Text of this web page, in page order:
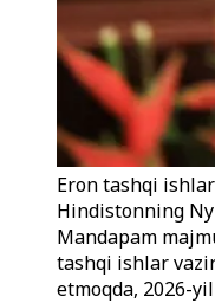
Eron tashqi
Hindistonning
Mandapam
tashqi ishlar
etmoqda, 2026-